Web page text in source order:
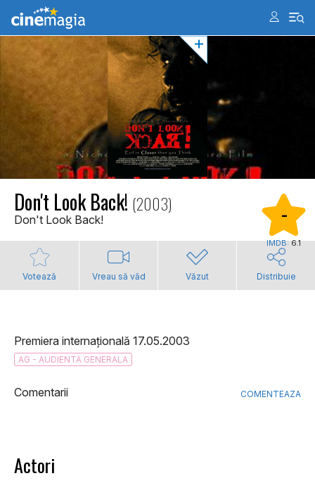
Don't Look Back! (2003)
Don't Look Back! -
IMDB:6.1
Votează Vreau să văd Văzut Distribuie
Premiera internațională 17.05.2003
AG - AUDIENTA GENERALA
Comentarii COMENTEAZA
Actori